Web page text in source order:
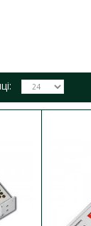
для
грн